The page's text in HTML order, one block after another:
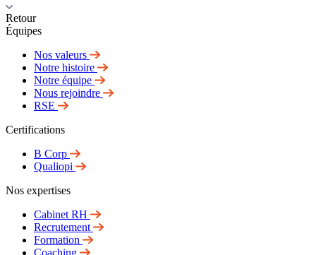
Retour
Équipes
Nos valeurs
Notre histoire
Notre équipe
Nous rejoindre
RSE
Certifications
B Corp
Qualiopi
Nos expertises
Cabinet RH
Recrutement
Formation
Coaching